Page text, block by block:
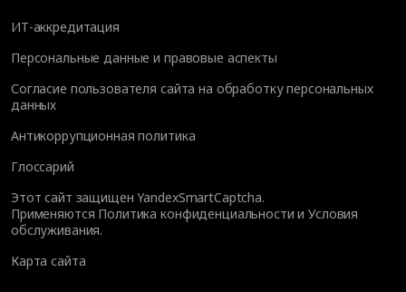
ИТ-аккредитация
Персональные данные и правовые аспекты
Согласие пользователя сайта на обработку персональных
данных
Антикоррупционная политика
Глоссарий
Этот сайт защищен YandexSmartCaptcha.
Применяются Политика конфиденциальности иУсловия
обслуживания.
Карта сайта